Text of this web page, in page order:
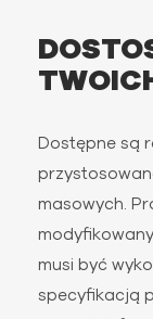
Dostępne są
masowych.
musi być
specyfikacją